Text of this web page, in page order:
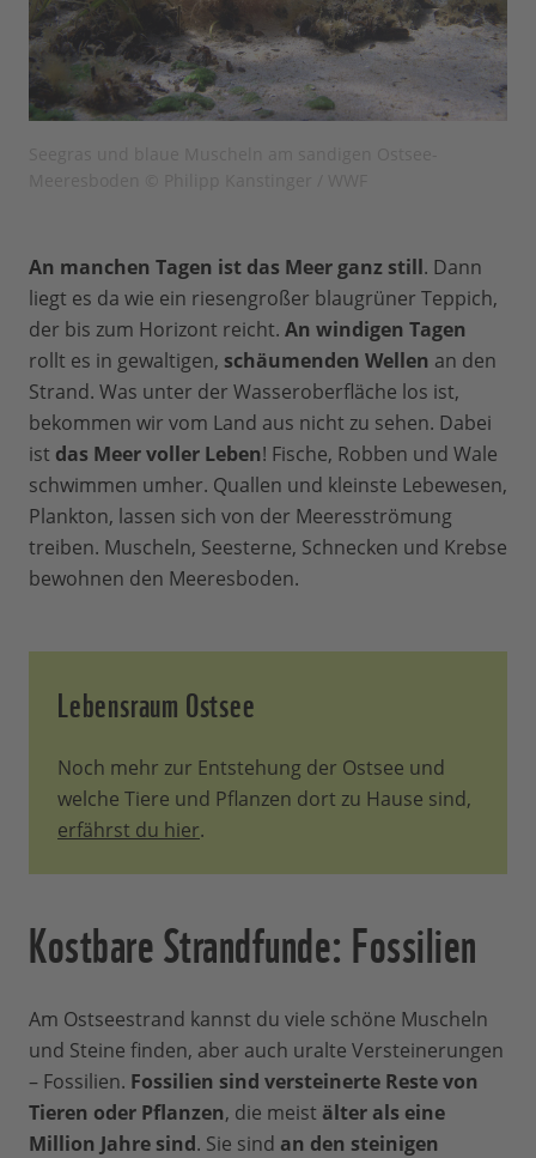
An manchen Tagen ist das Meer ganz still. Dann
liegt es da wie ein riesengroßer blaugrüner Teppich,
der bis zum Horizont reicht. An windigen Tagen
rollt es in gewaltigen, schäumenden Wellen an den
Strand. Was unter der Wasseroberfläche los ist,
bekommen wir vom Land aus nicht zu sehen. Dabei
ist das Meer voller Leben! Fische, Robben und Wale
schwimmen umher. Quallen und kleinste Lebewesen,
Plankton, lassen sich von der Meeresströmung
treiben. Muscheln, Seesterne, Schnecken und Krebse
bewohnen den Meeresboden.
Lebensraum Ostsee
Noch mehr zur Entstehung der Ostsee und
welche Tiere und Pflanzen dort zu Hause sind,
erfährst du hier.
Kostbare Strandfunde: Fossilien
Am Ostseestrand kannst du viele schöne Muscheln
und Steine finden, aber auch uralte Versteinerungen
– Fossilien. Fossilien sind versteinerte Reste von
Tieren oder Pflanzen, die meist älter als eine
Million Jahre sind. Sie sind an den steinigen